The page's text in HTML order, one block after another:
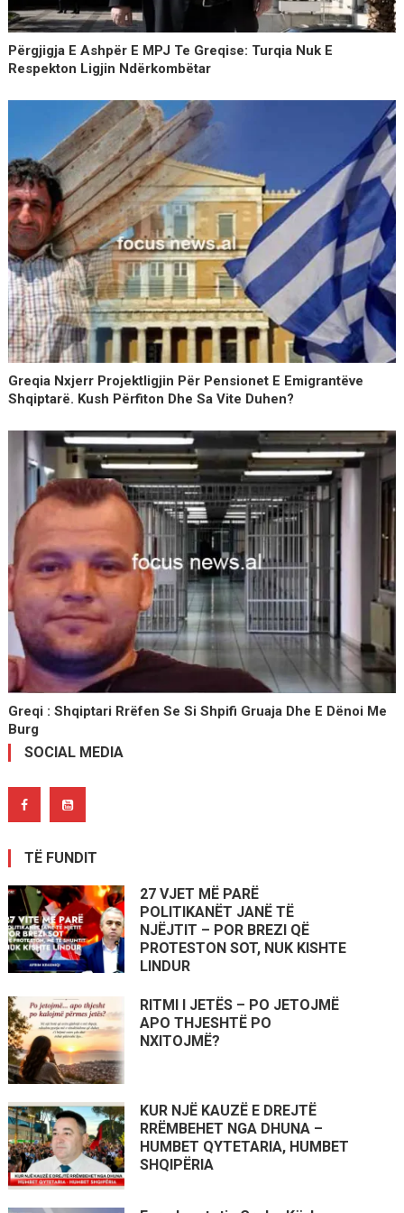
Përgjigja E Ashpër E MPJ Te Greqise: Turqia Nuk E
Respekton Ligjin Ndërkombëtar
Greqia Nxjerr Projektligjin Për Pensionet E Emigrantëve
Shqiptarë. Kush Përfiton Dhe Sa Vite Duhen?
Greqi : Shqiptari Rrëfen Se Si Shpifi Gruaja Dhe E Dënoi Me
Burg
SOCIAL MEDIA
TË FUNDIT
27 VJET MË PARË
POLITIKANËT JANË TË
NJËJTIT – POR BREZI QË
PROTESTON SOT, NUK KISHTE
LINDUR
RITMI I JETËS – PO JETOJMË
APO THJESHTË PO
NXITOJMË?
KUR NJË KAUZË E DREJTË
RRËMBEHET NGA DHUNA –
HUMBET QYTETARIA, HUMBET
SHQIPËRIA